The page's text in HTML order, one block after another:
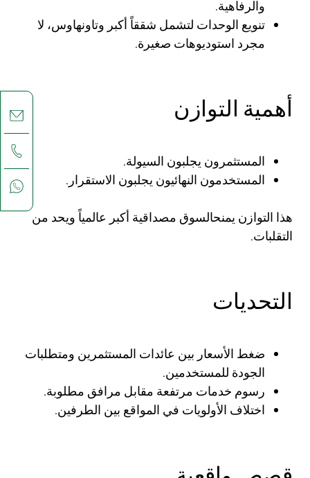
والرفاهية.
تنويع الوحدات لتشمل شققاً أكبر وتاونهاوس، لا
مجرد استوديوهات صغيرة.
أهمية التوازن
المستثمرون يجلبون السيولة.
المستخدمون النهائيون يجلبون الاستقرار.
هذا التوازن يمنحالسوق مصداقية أكبر عالمياً ويحد من
التقلبات.
التحديات
ضغط الأسعار بين عائدات المستثمرين ومتطلبات
الجودة للمستخدمين.
رسوم خدمات مرتفعة مقابل مرافق مطلوبة.
اختلاف الأولويات في المواقع بين الطرفين.